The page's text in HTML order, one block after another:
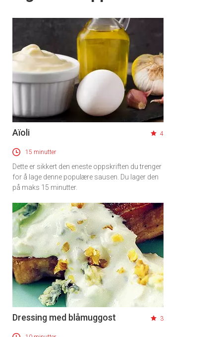
Aïoli 4
15 minutter
Dette er sikkert den eneste oppskriften du trenger
for å lage denne populære sausen. Du lager den
på maks 15 minutter.
Dressing med blåmuggost 3